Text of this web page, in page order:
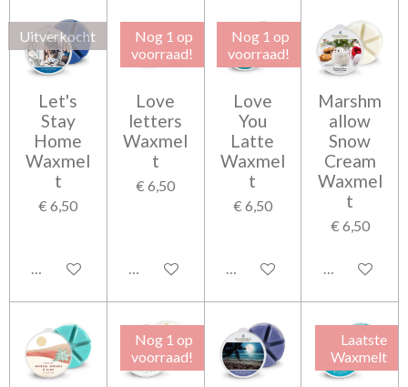
Uitverkocht
Let's
Stay
Home
Waxmel
t
€ 6,50
Houd mij op de hoogte
Nog 1 op
voorraad!
Love
letters
Waxmel
t
€ 6,50
In winkelwagen
Nog 1 op
voorraad!
Love
You
Latte
Waxmel
t
€ 6,50
In winkelwagen
Marshm
allow
Snow
Cream
Waxmel
t
€ 6,50
In
Nog 1 op
voorraad!
Laatste
Waxmelt